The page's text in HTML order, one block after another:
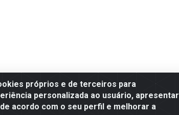
próprios e de terceiros para
personalizada ao usuário, apresentar
acordo com o seu perfil e melhorar a